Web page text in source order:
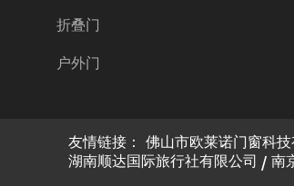
折叠门
户外门
友情链接： 佛山市欧莱诺门窗科技
湖南顺达国际旅行社有限公司
南